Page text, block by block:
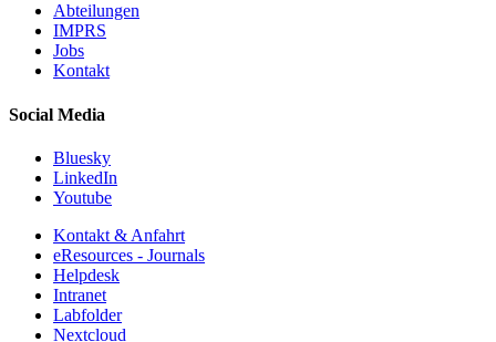
Abteilungen
IMPRS
Jobs
Kontakt
Social Media
Bluesky
LinkedIn
Youtube
Kontakt & Anfahrt
eResources - Journals
Helpdesk
Intranet
Labfolder
Nextcloud